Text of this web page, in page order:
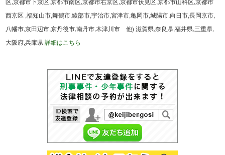
西京区 ,福知山市,舞鶴市,綾部市,宇治市,宮津市,亀岡市,城陽市,向日市,長岡京市,
八幡市,京田辺市,京丹後市,南丹市,木津川市 他) 滋賀県,奈良県,福井県,三重県,
大阪府,兵庫県詳細はこちら